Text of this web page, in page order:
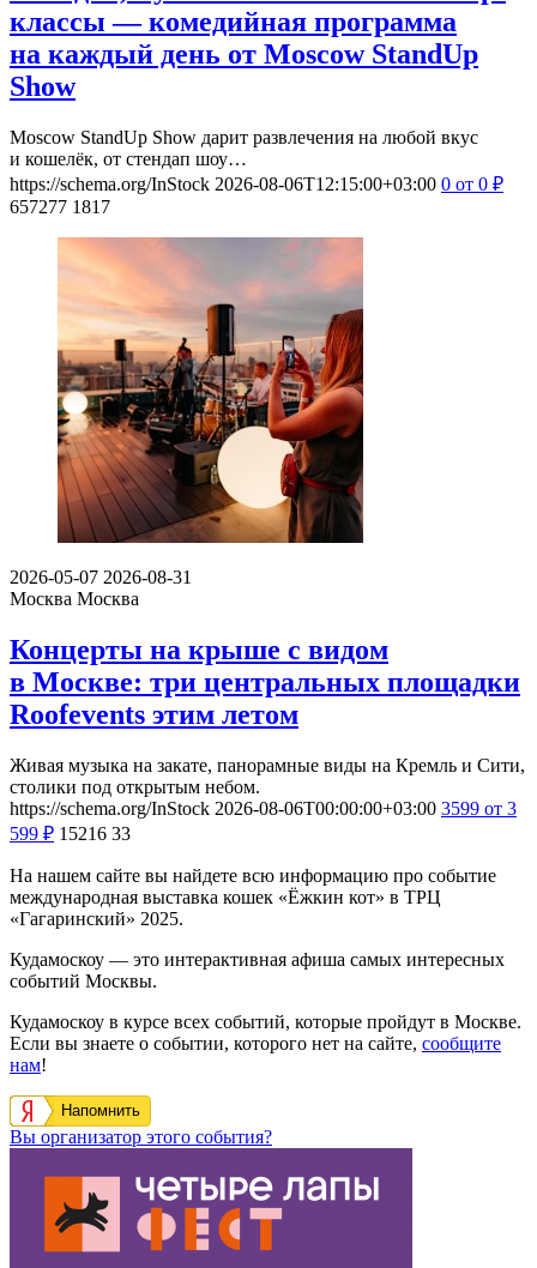
классы — комедийная программа
на каждый день от Moscow StandUp
Show
Moscow StandUp Show дарит развлечения на любой вкус
и кошелёк, от стендап шоу…
https://schema.org/InStock 2026-08-06T12:15:00+03:00 0 от 0 ₽
657277 1817
2026-05-07 2026-08-31
Москва Москва
Концерты на крыше с видом
в Москве: три центральных площадки
Roofevents этим летом
Живая музыка на закате, панорамные виды на Кремль и Сити,
столики под открытым небом.
https://schema.org/InStock 2026-08-06T00:00:00+03:00 3599 от 3
599 ₽ 15216 33
На нашем сайте вы найдете всю информацию про событие
международная выставка кошек «Ёжкин кот» в ТРЦ
«Гагаринский» 2025.
Кудамоскоу — это интерактивная афиша самых интересных
событий Москвы.
Кудамоскоу в курсе всех событий, которые пройдут в Москве.
Если вы знаете о событии, которого нет на сайте, сообщите
нам!
Напомнить
Вы организатор этого события?